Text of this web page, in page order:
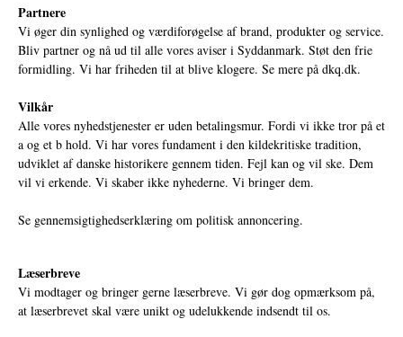
Partnere
Vi øger din synlighed og værdiforøgelse af brand, produkter og service.
Bliv partner og nå ud til alle vores aviser i Syddanmark. Støt den frie
formidling. Vi har friheden til at blive klogere. Se mere på dkq.dk.
Vilkår
Alle vores nyhedstjenester er uden betalingsmur. Fordi vi ikke tror på et
a og et b hold. Vi har vores fundament i den kildekritiske tradition,
udviklet af danske historikere gennem tiden. Fejl kan og vil ske. Dem
vil vi erkende. Vi skaber ikke nyhederne. Vi bringer dem.
Se gennemsigtighedserklæring om politisk annoncering.
Læserbreve
Vi modtager og bringer gerne læserbreve. Vi gør dog opmærksom på,
at læserbrevet skal være unikt og udelukkende indsendt til os.